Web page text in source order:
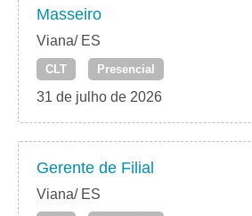
Masseiro
Viana/ ES
CLT Presencial
31 de julho de 2026
Gerente de Filial
Viana/ ES